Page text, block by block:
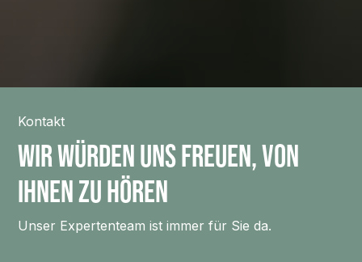
Kontakt
wir würden uns freuen, von
ihnen zu hören
Unser Expertenteam ist immer für Sie da.